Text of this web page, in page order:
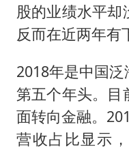
股的业绩水平却
反而在近两年有
2018年是中国
第五个年头。目
面转向金融。
营收占比显示